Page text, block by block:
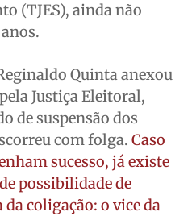
(TJES), ainda não
Quinta anexou
Justiça Eleitoral,
de suspensão dos
com folga. Caso
sucesso, já existe
possibilidade de
coligação: o vice da